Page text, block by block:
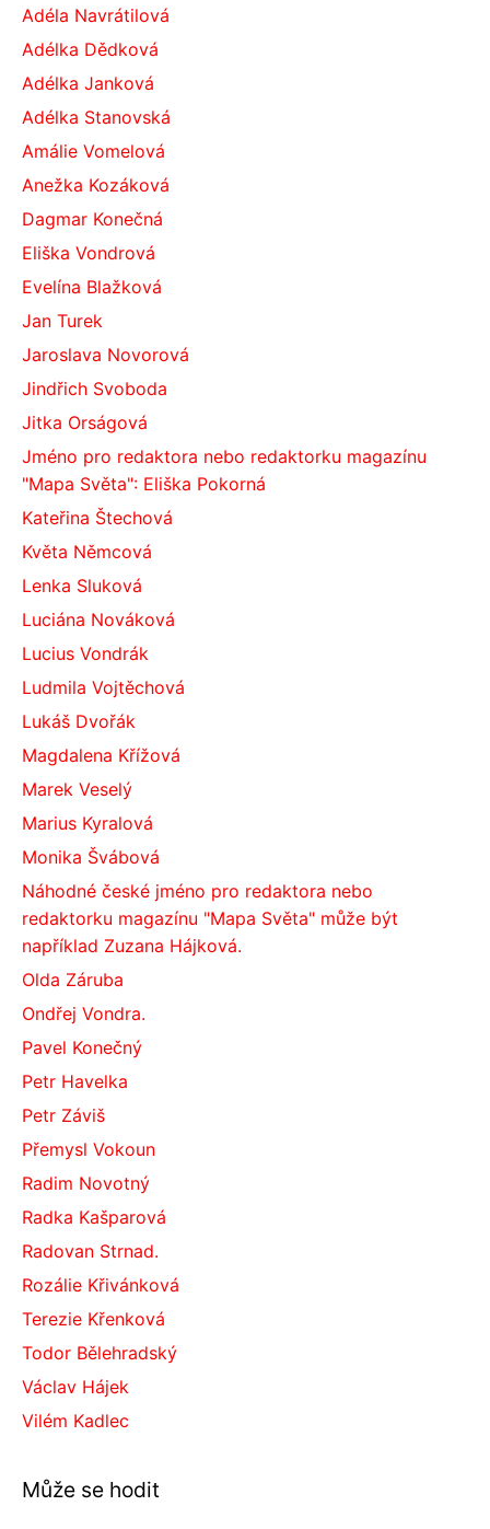
Adéla Navrátilová
Adélka Dědková
Adélka Janková
Adélka Stanovská
Amálie Vomelová
Anežka Kozáková
Dagmar Konečná
Eliška Vondrová
Evelína Blažková
Jan Turek
Jaroslava Novorová
Jindřich Svoboda
Jitka Orságová
Jméno pro redaktora nebo redaktorku magazínu
"Mapa Světa": Eliška Pokorná
Kateřina Štechová
Květa Němcová
Lenka Sluková
Luciána Nováková
Lucius Vondrák
Ludmila Vojtěchová
Lukáš Dvořák
Magdalena Křížová
Marek Veselý
Marius Kyralová
Monika Švábová
Náhodné české jméno pro redaktora nebo
redaktorku magazínu "Mapa Světa" může být
například Zuzana Hájková.
Olda Záruba
Ondřej Vondra.
Pavel Konečný
Petr Havelka
Petr Záviš
Přemysl Vokoun
Radim Novotný
Radka Kašparová
Radovan Strnad.
Rozálie Křivánková
Terezie Křenková
Todor Bělehradský
Václav Hájek
Vilém Kadlec
Může se hodit